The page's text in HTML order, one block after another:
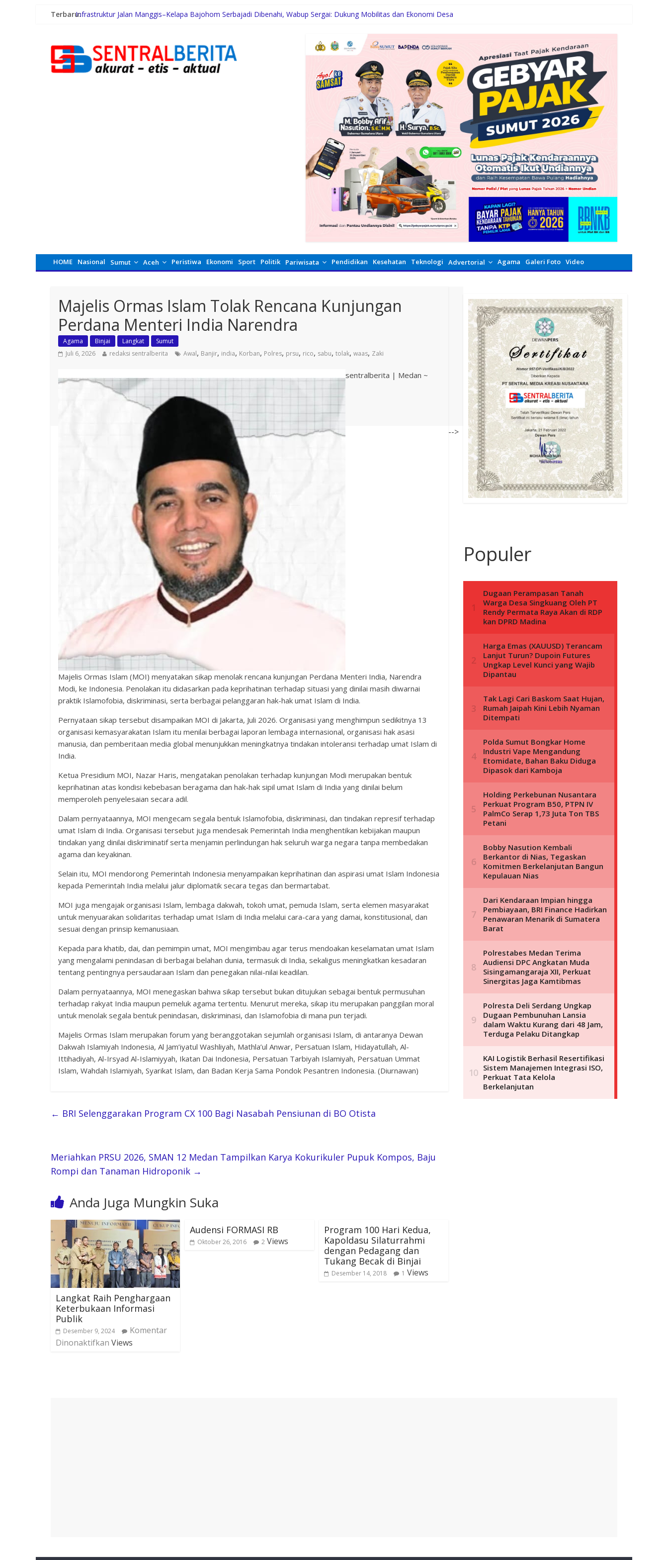
Terbaru:Infrastruktur Jalan Manggis–Kelapa Bajohom Serbajadi Dibenahi, Wabup Sergai: Dukung Mobilitas dan Ekonomi Desa
Gugik.id Perkuat Infrastruktur IT Nasional Lewat Layanan Distributor Server Enterprise
Pengurus Putra Putri Hakka Jakarta (PPHJ) Periode 2026-2030 Resmi Dilantik, Komitmen Lestarikan Budaya dan Berkontribusi bagi Masyarakat
HOME Nasional Sumut Aceh Peristiwa Ekonomi Sport Politik Pariwisata Pendidikan Kesehatan Teknologi Advertorial Agama Galeri Foto Video
Majelis Ormas Islam Tolak Rencana Kunjungan
Perdana Menteri India Narendra
Agama Binjai Langkat
Sumut
Juli 6, 2026
redaksi sentralberita Awal, Banjir, india, Korban, Polres, prsu, rico, sabu, tolak, waas, Zaki
sentralberita | Medan ~
Majelis Ormas Islam (MOI) menyatakan sikap menolak rencana kunjungan Perdana Menteri India, Narendra
Modi, ke Indonesia. Penolakan itu didasarkan pada keprihatinan terhadap situasi yang dinilai masih diwarnai
praktik Islamofobia, diskriminasi, serta berbagai pelanggaran hak-hak umat Islam di India.
Pernyataan sikap tersebut disampaikan MOI di Jakarta, Juli 2026. Organisasi yang menghimpun sedikitnya 13
organisasi kemasyarakatan Islam itu menilai berbagai laporan lembaga internasional, organisasi hak asasi
manusia, dan pemberitaan media global menunjukkan meningkatnya tindakan intoleransi terhadap umat Islam di
India.
Ketua Presidium MOI, Nazar Haris, mengatakan penolakan terhadap kunjungan Modi merupakan bentuk
keprihatinan atas kondisi kebebasan beragama dan hak-hak sipil umat Islam di India yang dinilai belum
memperoleh penyelesaian secara adil.
Dalam pernyataannya, MOI mengecam segala bentuk Islamofobia, diskriminasi, dan tindakan represif terhadap
umat Islam di India. Organisasi tersebut juga mendesak Pemerintah India menghentikan kebijakan maupun
tindakan yang dinilai diskriminatif serta menjamin perlindungan hak seluruh warga negara tanpa membedakan
agama dan keyakinan.
Selain itu, MOI mendorong Pemerintah Indonesia menyampaikan keprihatinan dan aspirasi umat Islam Indonesia
kepada Pemerintah India melalui jalur diplomatik secara tegas dan bermartabat.
MOI juga mengajak organisasi Islam, lembaga dakwah, tokoh umat, pemuda Islam, serta elemen masyarakat
untuk menyuarakan solidaritas terhadap umat Islam di India melalui cara-cara yang damai, konstitusional, dan
sesuai dengan prinsip kemanusiaan.
Kepada para khatib, dai, dan pemimpin umat, MOI mengimbau agar terus mendoakan keselamatan umat Islam
yang mengalami penindasan di berbagai belahan dunia, termasuk di India, sekaligus meningkatkan kesadaran
tentang pentingnya persaudaraan Islam dan penegakan nilai-nilai keadilan.
Dalam pernyataannya, MOI menegaskan bahwa sikap tersebut bukan ditujukan sebagai bentuk permusuhan
terhadap rakyat India maupun pemeluk agama tertentu. Menurut mereka, sikap itu merupakan panggilan moral
untuk menolak segala bentuk penindasan, diskriminasi, dan Islamofobia di mana pun terjadi.
Majelis Ormas Islam merupakan forum yang beranggotakan sejumlah organisasi Islam, di antaranya Dewan
Dakwah Islamiyah Indonesia, Al Jam’iyatul Washliyah, Mathla’ul Anwar, Persatuan Islam, Hidayatullah, Al-
Ittihadiyah, Al-Irsyad Al-Islamiyyah, Ikatan Dai Indonesia, Persatuan Tarbiyah Islamiyah, Persatuan Ummat
Islam, Wahdah Islamiyah, Syarikat Islam, dan Badan Kerja Sama Pondok Pesantren Indonesia. (Diurnawan)
← BRI Selenggarakan Program CX 100 Bagi Nasabah Pensiunan di BO Otista
Meriahkan PRSU 2026, SMAN 12 Medan Tampilkan Karya Kokurikuler Pupuk Kompos, Baju
Rompi dan Tanaman Hidroponik →
Anda Juga Mungkin Suka
Langkat Raih Penghargaan
Keterbukaan Informasi
Publik
Desember 9, 2024
Komentar
Dinonaktifkan Views
Audensi FORMASI RB
Oktober 26, 2016 2 Views
Program 100 Hari Kedua,
Kapoldasu Silaturrahmi
dengan Pedagang dan
Tukang Becak di Binjai
Desember 14, 2018 1 Views
Populer
-->